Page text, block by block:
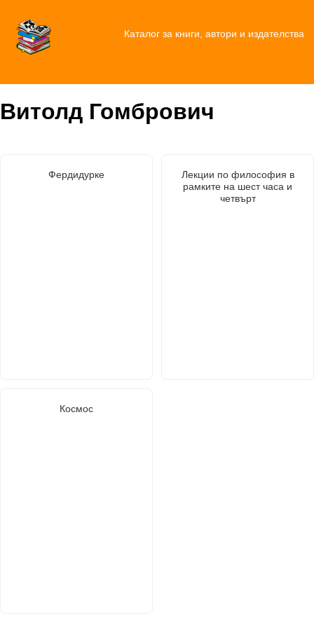
Каталог за книги, автори и издателства
Витолд Гомбрович
Фердидурке
Лекции по философия в
рамките на шест часа и
четвърт
Космос